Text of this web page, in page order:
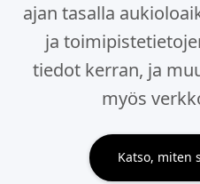
ajan tasalla
ja
tiedot kerran, ja
myös
Katso, miten